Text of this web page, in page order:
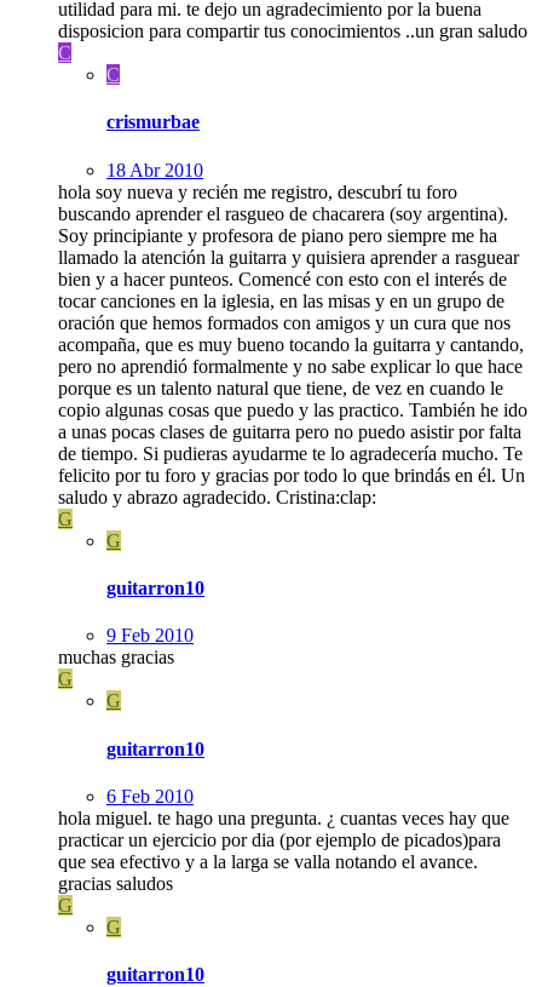
utilidad para mi. te dejo un agradecimiento por la buena
disposicion para compartir tus conocimientos ..un gran saludo
C
C
crismurbae
18 Abr 2010
hola soy nueva y recién me registro, descubrí tu foro
buscando aprender el rasgueo de chacarera (soy argentina).
Soy principiante y profesora de piano pero siempre me ha
llamado la atención la guitarra y quisiera aprender a rasguear
bien y a hacer punteos. Comencé con esto con el interés de
tocar canciones en la iglesia, en las misas y en un grupo de
oración que hemos formados con amigos y un cura que nos
acompaña, que es muy bueno tocando la guitarra y cantando,
pero no aprendió formalmente y no sabe explicar lo que hace
porque es un talento natural que tiene, de vez en cuando le
copio algunas cosas que puedo y las practico. También he ido
a unas pocas clases de guitarra pero no puedo asistir por falta
de tiempo. Si pudieras ayudarme te lo agradecería mucho. Te
felicito por tu foro y gracias por todo lo que brindás en él. Un
saludo y abrazo agradecido. Cristina:clap:
G
G
guitarron10
9 Feb 2010
muchas gracias
G
G
guitarron10
6 Feb 2010
hola miguel. te hago una pregunta. ¿ cuantas veces hay que
practicar un ejercicio por dia (por ejemplo de picados)para
que sea efectivo y a la larga se valla notando el avance.
gracias saludos
G
G
guitarron10